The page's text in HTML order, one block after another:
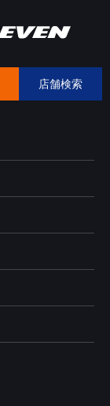
店舗検索